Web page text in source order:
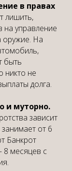
в правах
лишить,
управление
оружие. На
быть
никто не
долга.
и муторно.
зависит
от 6
Банкрот
8 месяцев с